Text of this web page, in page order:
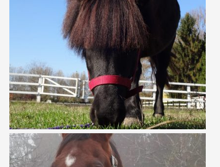
DRUŠTVENO KORISTAN RAD ZA OPĆE DOBRO
SANACIJA PROSTORA UDRUGE KAS
NAŠI LJUBIMCI
SLUŽBENI DOKUMENTI
O NAMA
KONTAKT
BOBICA